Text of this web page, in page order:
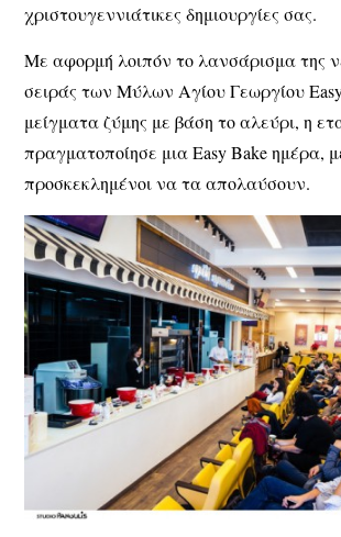
χριστουγεννιάτικες δημιουργίες σας.
Με αφορμή λοιπόν το λανσάρισμα της
σειράς τωνΜύλων Αγίου Γεωργίου
μείγματα ζύμης με βάση το αλεύρι, η
πραγματοποίησε μια Easy Bake ημέρα,
προσκεκλημένοι να τα απολαύσουν.